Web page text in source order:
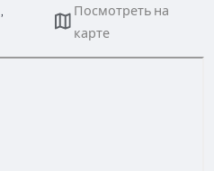
Посмотреть на
карте